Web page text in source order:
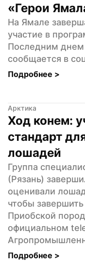
«Герои
На Ямале
участие в
Последним днем
сообщается в
Подробнее >
Арктика
Ход конем:
стандарт
лошадей
Группа
(Рязань)
оценивали
чтобы
Приобской
официальном
Подробнее >